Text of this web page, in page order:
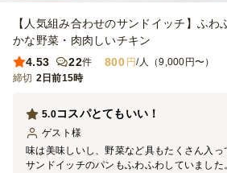
【人気組み合わせのサンドイッチ】ふわ
かな野菜・肉肉しいチキン
4.53
22件 800 円/人（9,000円〜）
締切 2日前15時
コスパとてもいい！
5.0
ゲスト 様
味は美味しいし、野菜など具もたくさん入っ
サンドイッチのパンもふわふわしていまし